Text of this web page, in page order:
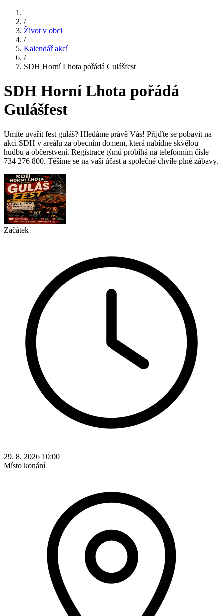
/
Život v obci
/
Kalendář akcí
/
SDH Horní Lhota pořádá Gulášfest
SDH Horní Lhota pořádá
Gulášfest
Umíte uvařit fest guláš? Hledáme právě Vás! Přijďte se pobavit na
akci SDH v areálu za obecním domem, která nabídne skvělou
hudbu a občerstvení. Registrace týmů probíhá na telefonním čísle
734 276 800. Těšíme se na vaši účast a společné chvíle plné zábavy.
Začátek
29. 8. 2026 10:00
Místo konání